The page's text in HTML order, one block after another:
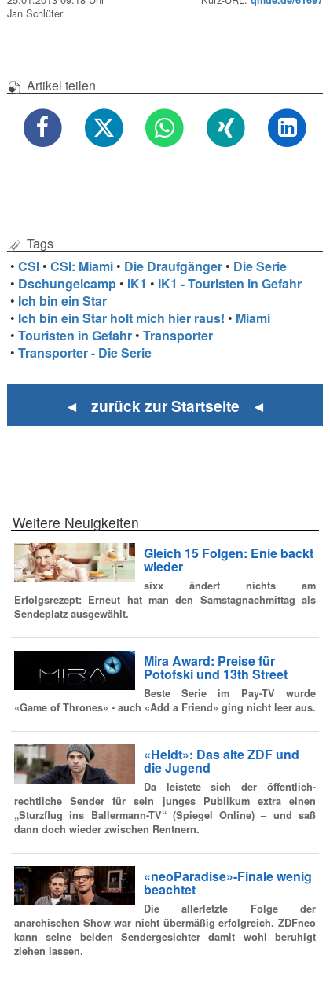
Jan Schlüter
Artikel teilen
Tags
•CSI •CSI: Miami • Die Draufgänger • Die Serie
• Dschungelcamp • IK1 • IK1 - Touristen in Gefahr
• Ich bin ein Star
• Ich bin ein Star holt mich hier raus! • Miami
•Touristen in Gefahr •Transporter
•Transporter - Die Serie
◄ zurück zur Startseite ◄
Weitere Neuigkeiten
Gleich 15 Folgen: Enie backt
wieder
sixx ändert nichts am
Erfolgsrezept: Erneut hat man den Samstagnachmittag als
Sendeplatz ausgewählt.
Mira Award: Preise für
Potofski und 13th Street
Beste Serie im Pay-TV wurde
«Game of Thrones» - auch «Add a Friend» ging nicht leer aus.
«Heldt»: Das alte ZDF und
die Jugend
Da leistete sich der öffentlich-
rechtliche Sender für sein junges Publikum extra einen
„Sturzflug ins Ballermann-TV“ (Spiegel Online) – und saß
dann doch wieder zwischen Rentnern.
«neoParadise»-Finale wenig
beachtet
Die allerletzte Folge der
anarchischen Show war nicht übermäßig erfolgreich. ZDFneo
kann seine beiden Sendergesichter damit wohl beruhigt
ziehen lassen.